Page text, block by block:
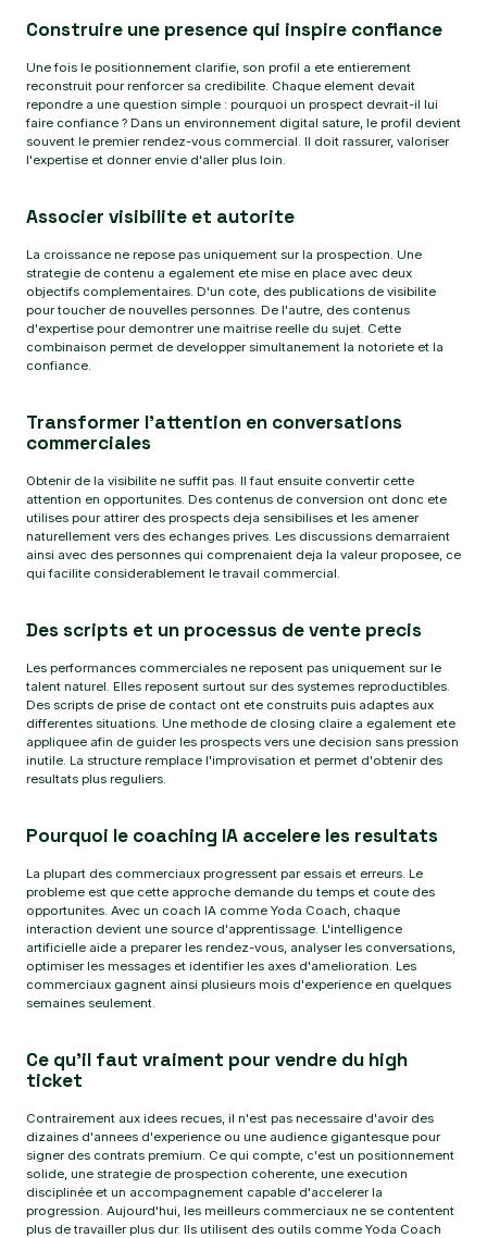
Construire une presence qui inspire confiance
Une fois le positionnement clarifie, son profil a ete entierement
reconstruit pour renforcer sa credibilite. Chaque element devait
repondre a une question simple : pourquoi un prospect devrait-il lui
faire confiance ? Dans un environnement digital sature, le profil devient
souvent le premier rendez-vous commercial. Il doit rassurer, valoriser
l'expertise et donner envie d'aller plus loin.
Associer visibilite et autorite
La croissance ne repose pas uniquement sur la prospection. Une
strategie de contenu a egalement ete mise en place avec deux
objectifs complementaires. D'un cote, des publications de visibilite
pour toucher de nouvelles personnes. De l'autre, des contenus
d'expertise pour demontrer une maitrise reelle du sujet. Cette
combinaison permet de developper simultanement la notoriete et la
confiance.
Transformer l'attention en conversations
commerciales
Obtenir de la visibilite ne suffit pas. Il faut ensuite convertir cette
attention en opportunites. Des contenus de conversion ont donc ete
utilises pour attirer des prospects deja sensibilises et les amener
naturellement vers des echanges prives. Les discussions demarraient
ainsi avec des personnes qui comprenaient deja la valeur proposee, ce
qui facilite considerablement le travail commercial.
Des scripts et un processus de vente precis
Les performances commerciales ne reposent pas uniquement sur le
talent naturel. Elles reposent surtout sur des systemes reproductibles.
Des scripts de prise de contact ont ete construits puis adaptes aux
differentes situations. Une methode de closing claire a egalement ete
appliquee afin de guider les prospects vers une decision sans pression
inutile. La structure remplace l'improvisation et permet d'obtenir des
resultats plus reguliers.
Pourquoi le coaching IA accelere les resultats
La plupart des commerciaux progressent par essais et erreurs. Le
probleme est que cette approche demande du temps et coute des
opportunites. Avec un coach IA comme Yoda Coach, chaque
interaction devient une source d'apprentissage. L'intelligence
artificielle aide a preparer les rendez-vous, analyser les conversations,
optimiser les messages et identifier les axes d'amelioration. Les
commerciaux gagnent ainsi plusieurs mois d'experience en quelques
semaines seulement.
Ce qu'il faut vraiment pour vendre du high
ticket
Contrairement aux idees recues, il n'est pas necessaire d'avoir des
dizaines d'annees d'experience ou une audience gigantesque pour
signer des contrats premium. Ce qui compte, c'est un positionnement
solide, une strategie de prospection coherente, une execution
disciplinée et un accompagnement capable d'accelerer la
progression. Aujourd'hui, les meilleurs commerciaux ne se contentent
plus de travailler plus dur. Ils utilisent des outils comme Yoda Coach